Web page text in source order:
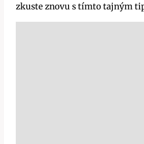
zkuste znovu s tímto tajným